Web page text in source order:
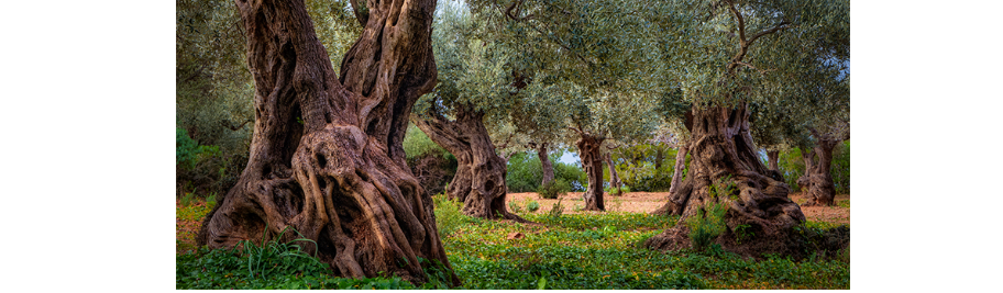
Educacional